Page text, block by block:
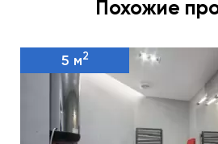
Похожие
5 м2